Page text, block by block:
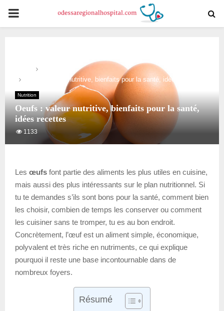
PRIMARY
Oeufs : valeur nutritive, bienfaits pour la santé, idées recettes
Nutrition
Oeufs : valeur nutritive, bienfaits pour la santé,
idées recettes
1133
Les œufs font partie des aliments les plus utiles en cuisine,
mais aussi des plus intéressants sur le plan nutritionnel. Si
tu te demandes s’ils sont bons pour la santé, comment bien
les choisir, combien de temps les conserver ou comment
les cuisiner sans te tromper, tu es au bon endroit.
Concrètement, l’œuf est un aliment simple, économique,
polyvalent et très riche en nutriments, ce qui explique
pourquoi il reste une base incontournable dans de
nombreux foyers.
Résumé